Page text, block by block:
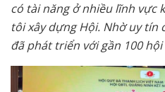
có tài năng ở nhiều lĩnh vực
tôi xây dựng Hội. Nhờ uy
đã phát triển với gần 100